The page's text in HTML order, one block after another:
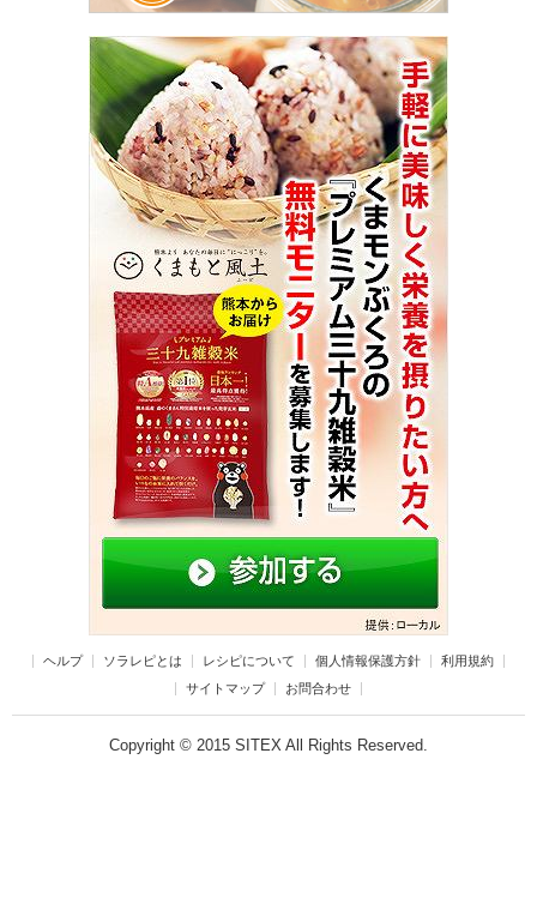
ヘルプ ソラレピとは レシピについて 個人情報保護方針
利用規約
サイトマップ
お問合わせ
Copyright © 2015 SITEX All Rights Reserved.